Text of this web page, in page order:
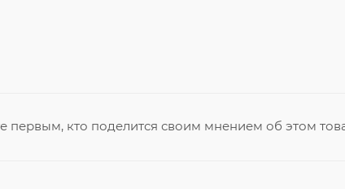
первым, кто поделится своим мнением об этом